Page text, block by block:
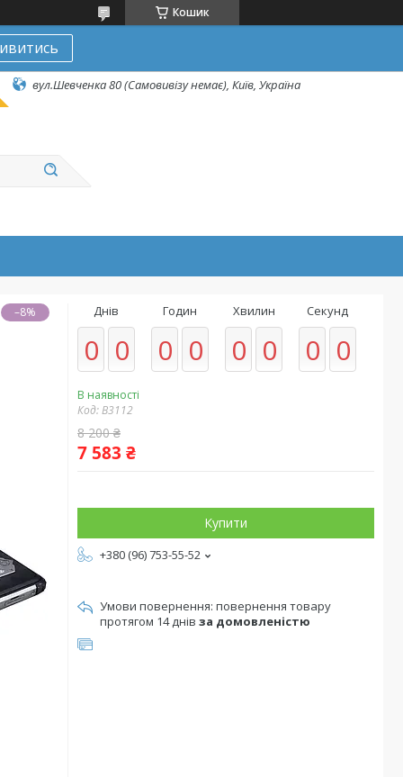
Кошик
вул.Шевченка 80 (Самовивізу немає), Київ, Україна
–8% Днів
0 0
Годин
0 0
Хвилин
0 0
Секунд
0 0
В наявності
Код:B3112
8 200 ₴
7 583 ₴
Купити
+380 (96) 753-55-52
повернення товару
протягом 14 днів за домовленістю